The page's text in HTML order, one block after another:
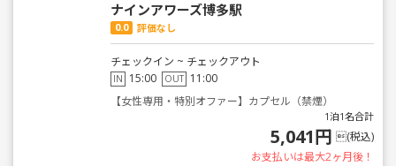
ナインアワーズ博多駅
0.0 評価なし
チェックイン ~ チェックアウト
IN 15:00 OUT 11:00
【女性専用・特別オファー】カプセル（禁煙）
1泊1名合計
5,041円 (税込)
お支払いは最大2ヶ月後！